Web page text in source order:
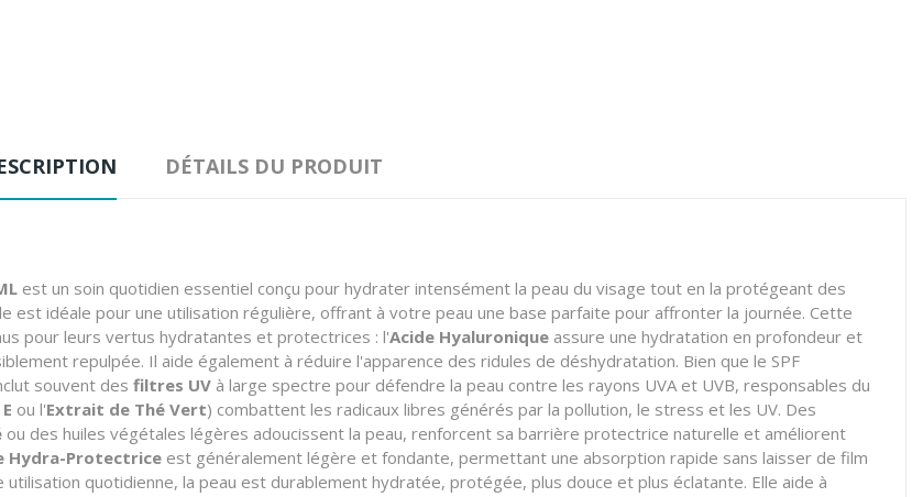
DÉTAILS DU PRODUIT
est un soin quotidien essentiel conçu pour hydrater intensément la peau du visage tout en la protégeant des
est idéale pour une utilisation régulière, offrant à votre peau une base parfaite pour affronter la journée. Cette
pour leurs vertus hydratantes et protectrices : l'Acide Hyaluronique assure une hydratation en profondeur et
repulpée. Il aide également à réduire l'apparence des ridules de déshydratation. Bien que le SPF
souvent des filtres UV à large spectre pour défendre la peau contre les rayons UVA et UVB, responsables du
ou l'Extrait de Thé Vert) combattent les radicaux libres générés par la pollution, le stress et les UV. Des
ou des huiles végétales légères adoucissent la peau, renforcent sa barrière protectrice naturelle et améliorent
Hydra-Protectrice est généralement légère et fondante, permettant une absorption rapide sans laisser de film
quotidienne, la peau est durablement hydratée, protégée, plus douce et plus éclatante. Elle aide à